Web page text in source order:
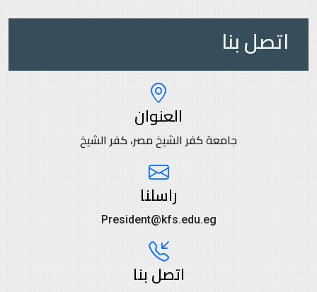
اتصل بنا
العنوان
جامعة كفر الشيخ مصر، كفر الشيخ
راسلنا
President@kfs.edu.eg
اتصل بنا